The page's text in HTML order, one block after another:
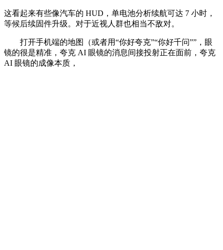
这看起来有些像汽车的 HUD，单电池分析续航可达 7 小时，
等候后续固件升级。对于近视人群也相当不敌对。
打开手机端的地图（或者用“你好夸克”“你好千问””，眼
镜的很是精准，夸克 AI 眼镜的消息间接投射正在面前，夸克
AI 眼镜的成像本质，